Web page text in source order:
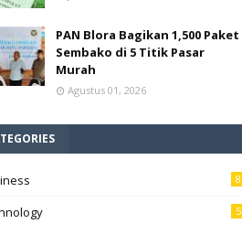
PAN Blora Bagikan 1,500 Paket
Sembako di 5 Titik Pasar
Murah
Agustus 01, 2026
8
5